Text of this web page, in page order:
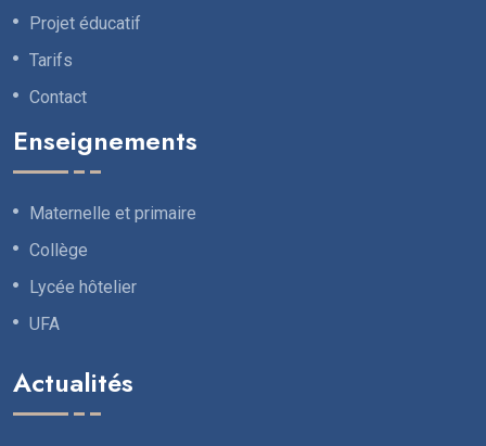
Projet éducatif
Tarifs
Contact
Enseignements
Maternelle et primaire
Collège
Lycée hôtelier
UFA
Actualités